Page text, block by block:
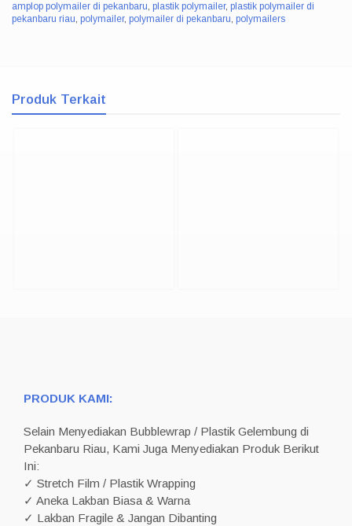
amplop polymailer di pekanbaru, plastik polymailer, plastik polymailer di
pekanbaru riau, polymailer, polymailer di pekanbaru, polymailers
Produk Terkait
PRODUK KAMI:
Selain Menyediakan Bubblewrap / Plastik Gelembung di
Pekanbaru Riau, Kami Juga Menyediakan Produk Berikut
Ini:
✓ Stretch Film / Plastik Wrapping
✓ Aneka Lakban Biasa & Warna
✓ Lakban Fragile & Jangan Dibanting